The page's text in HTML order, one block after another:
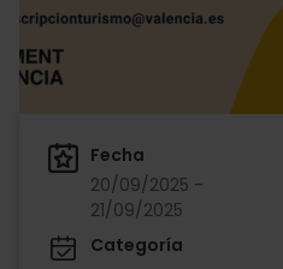
Fecha
20/09/2025 -
21/09/2025
Categoría